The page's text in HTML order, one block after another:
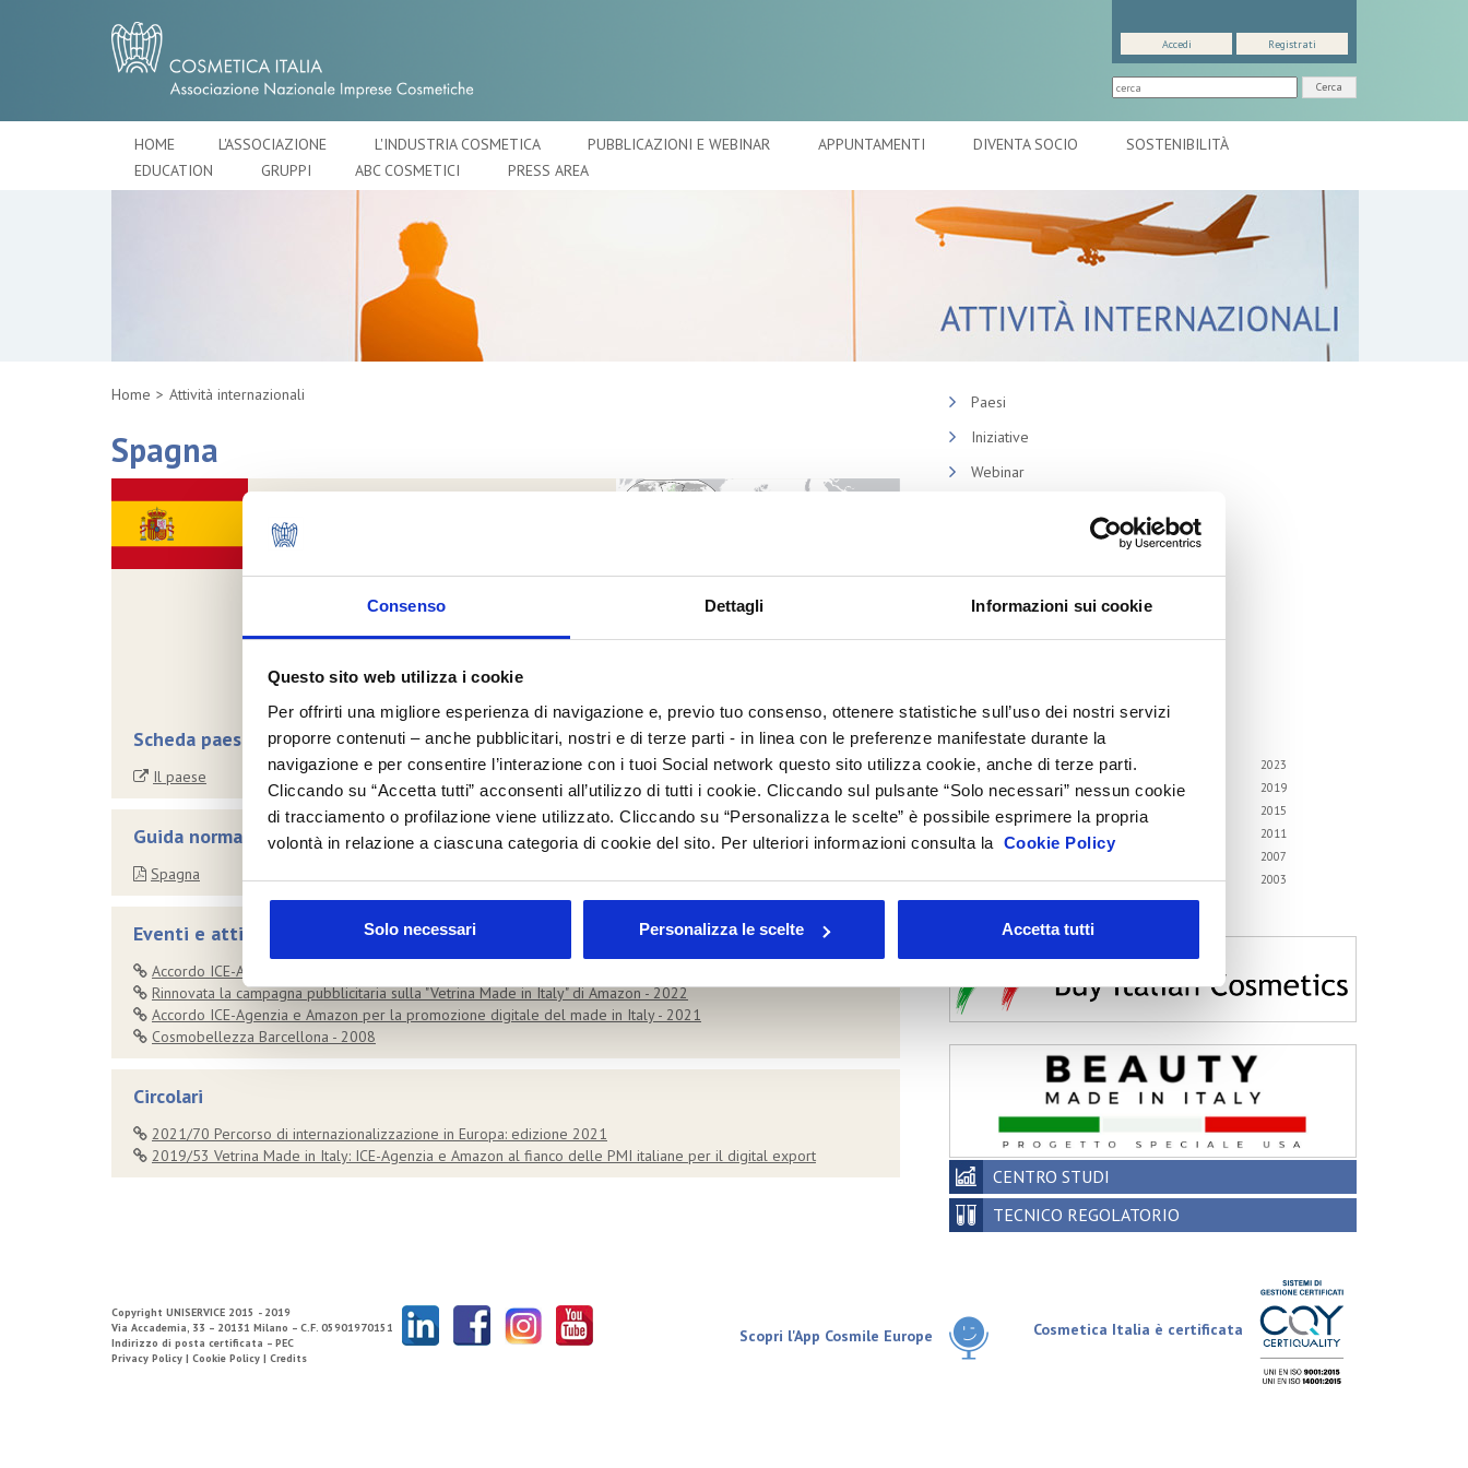
Consenso Dettagli Informazioni sui cookie
Questo sito web utilizza i cookie
Per offrirti una migliore esperienza di navigazione e, previo tuo consenso, ottenere statistiche sull’uso dei nostri servizi
proporre contenuti – anche pubblicitari, nostri e di terze parti - in linea con le preferenze manifestate durante la
navigazione e per consentire l’interazione con i tuoi Social network questo sito utilizza cookie, anche di terze parti.
Cliccando su “Accetta tutti” acconsenti all’utilizzo di tutti i cookie. Cliccando sul pulsante “Solo necessari” nessun cookie
di tracciamento o profilazione viene utilizzato. Cliccando su “Personalizza le scelte” è possibile esprimere la propria
volontà in relazione a ciascuna categoria di cookie del sito. Per ulteriori informazioni consulta la Cookie Policy
Solo necessari Personalizza le scelte Accetta tutti
Cerca
Accedi Registrati
HOME L'ASSOCIAZIONE L'INDUSTRIA COSMETICA PUBBLICAZIONI E WEBINAR APPUNTAMENTI DIVENTA SOCIO
SOSTENIBILITÀ
EDUCATION
GRUPPI ABC COSMETICI PRESS AREA
Home Attività internazionali
Spagna
Scheda paese
Il paese
Guida normativa all'esportazione
Spagna
Eventi e attività
Accordo ICE-Agenzia e Amazon per la promozione digitale del Made in Italy
Rinnovata la campagna pubblicitaria sulla "Vetrina Made in Italy" di Amazon - 2022
Accordo ICE-Agenzia e Amazon per la promozione digitale del made in Italy - 2021
Cosmobellezza Barcellona - 2008
Circolari
2021/70 Percorso di internazionalizzazione in Europa: edizione 2021
2019/53 Vetrina Made in Italy: ICE-Agenzia e Amazon al fianco delle PMI italiane per il digital export
Paesi
Iniziative
Webinar
Memorandum of Understanding
Corsi di formazione
Contatti utili
FAQ
Tutti gli anni
2026 2025
2023
2022
2021 2020
2019
2018
2017
2015
2014
2013
2011
2007
2006
2005 2004
2003
2002
CENTRO STUDI
TECNICO REGOLATORIO
Copyright UNISERVICE 2015 - 2019
Via Accademia, 33 – 20131 Milano – C.F. 05901970151
Indirizzo di posta certificata – PEC
Privacy Policy | Cookie Policy | Credits
Cosmetica Italia è certificata
Scopri l'App Cosmile Europe